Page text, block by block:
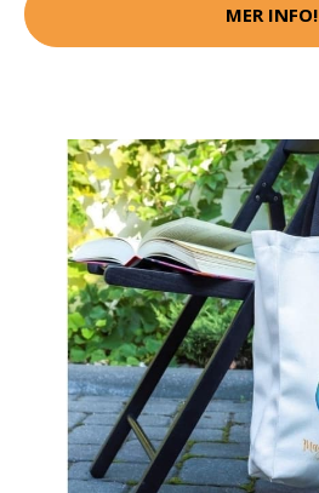
MER INFO!